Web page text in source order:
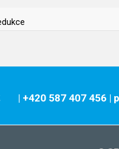
| +420 587 407 456 |